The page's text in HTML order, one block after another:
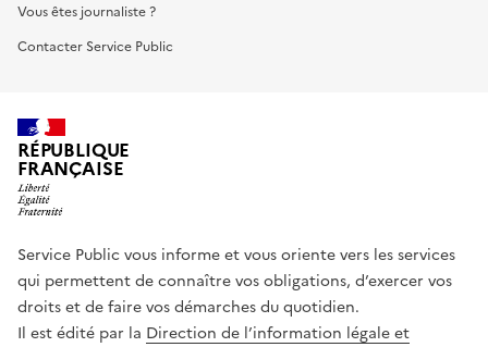
Vous êtes journaliste ?
Contacter Service Public
RÉPUBLIQUE
FRANÇAISE
Service Public vous informe et vous oriente vers les services
qui permettent de connaître vos obligations, d’exercer vos
droits et de faire vos démarches du quotidien.
Il est édité par la Direction de l’information légale et